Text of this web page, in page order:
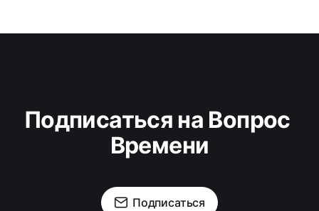
Подписаться на Вопрос
Времени
Подписаться